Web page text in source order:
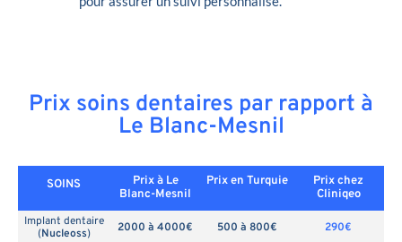
Prix soins dentaires par rapport à
Le Blanc-Mesnil
SOINS
Prix à Le
Blanc-Mesnil
Prix en Turquie
Prix chez
Cliniqeo
Implant dentaire
(Nucleoss) 2000 à 4000€ 500 à 800€
290€